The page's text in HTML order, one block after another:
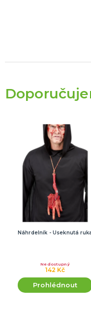
Náhrdelník - Useknutá
142 Kč
Nedostupný
Prohlédnout